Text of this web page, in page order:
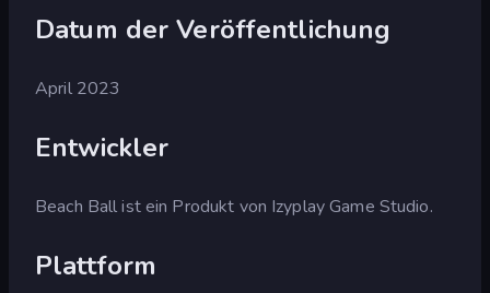
Datum der Veröffentlichung
April 2023
Entwickler
Beach Ball ist ein Produkt von Izyplay Game Studio.
Plattform